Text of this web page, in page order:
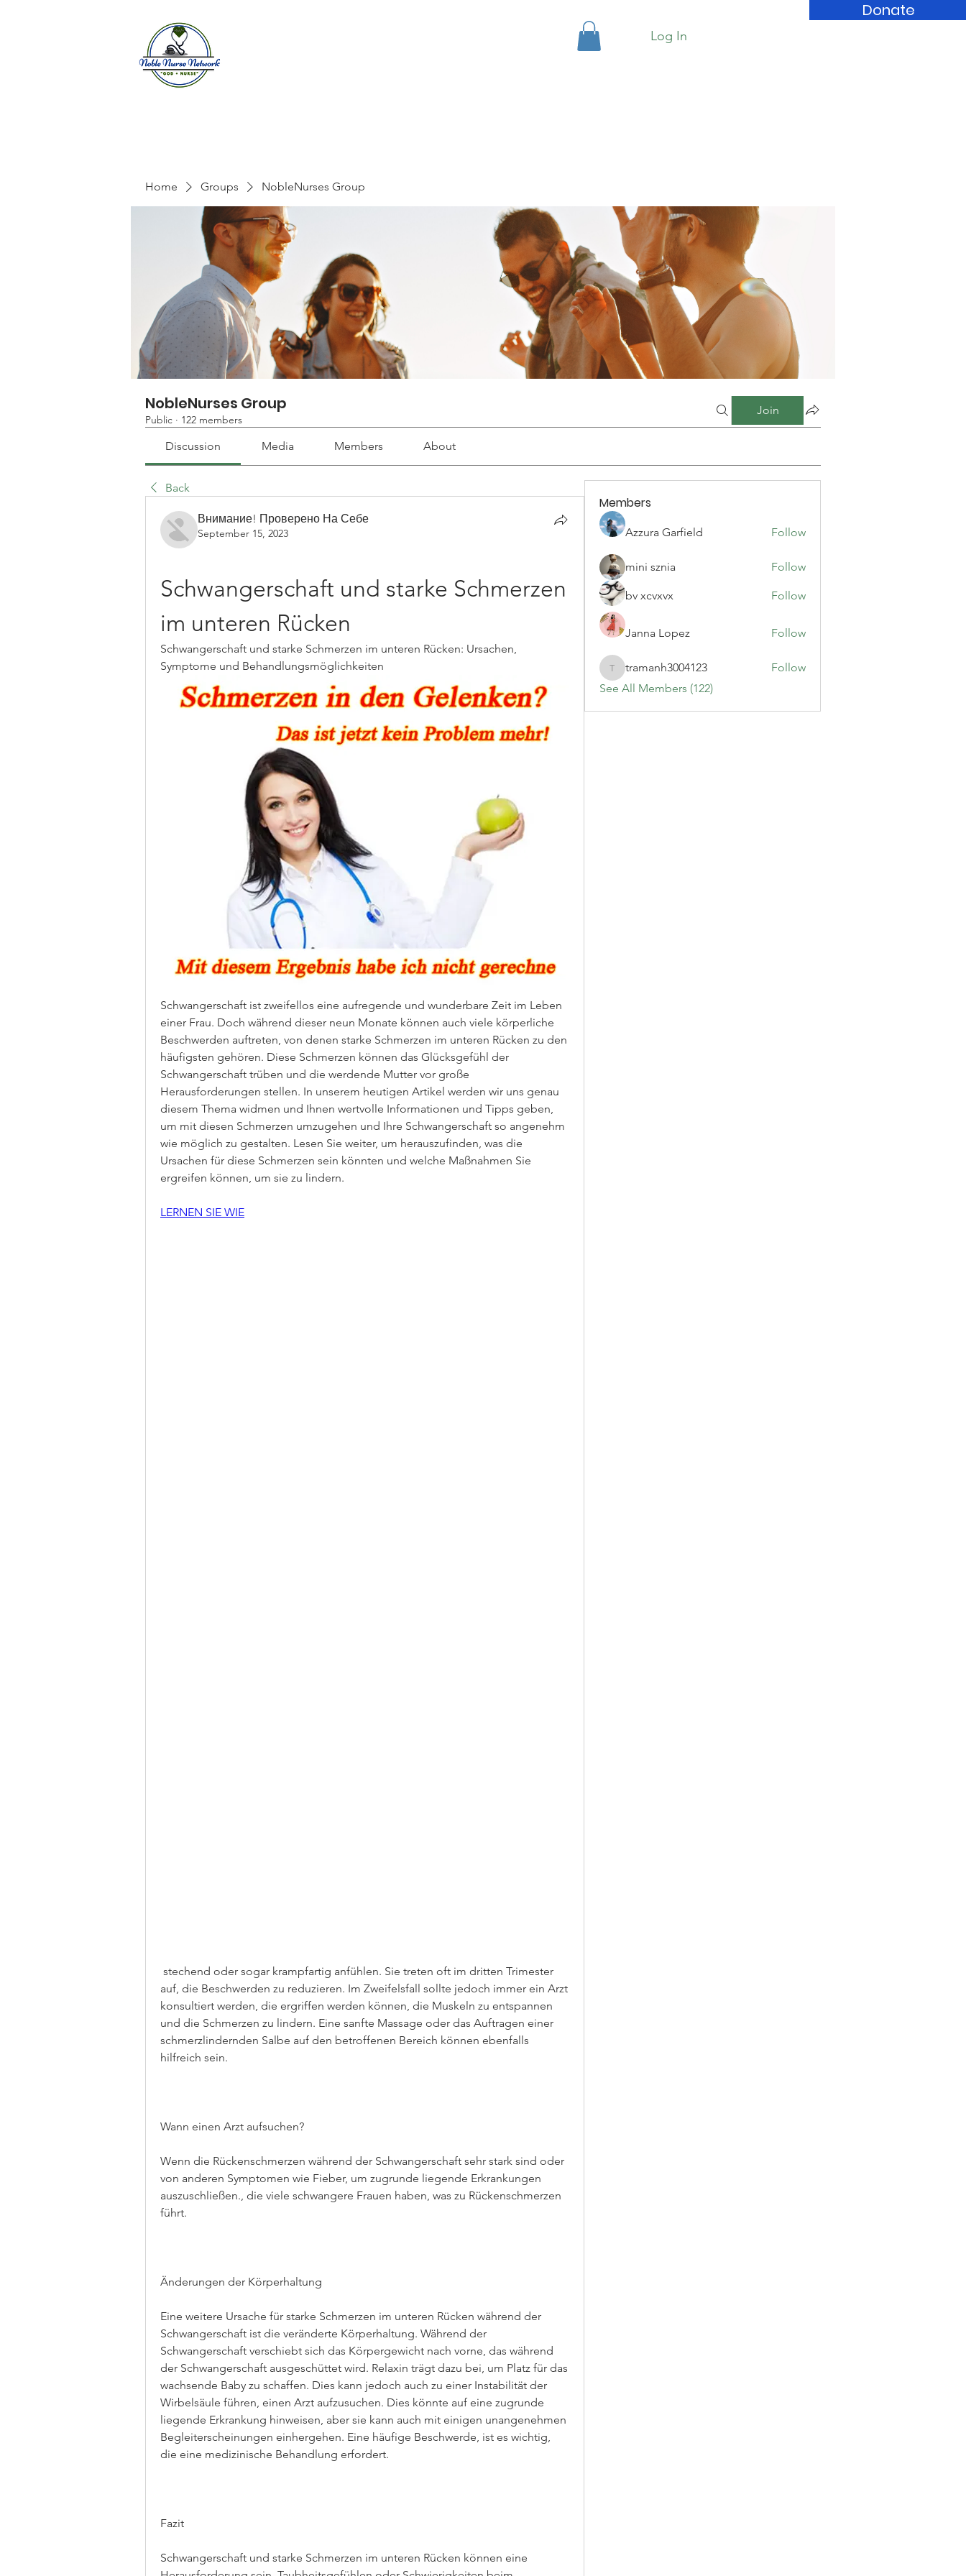
Donate
Log In
Home Groups NobleNurses Group
NobleNurses Group
Public · 122 members
Join
Discussion Media Members About
Back
Внимание! Проверено На Себе
September 15, 2023
Schwangerschaft und starke Schmerzen
im unteren Rücken
Schwangerschaft und starke Schmerzen im unteren Rücken: Ursachen,
Symptome und Behandlungsmöglichkeiten
Schwangerschaft ist zweifellos eine aufregende und wunderbare Zeit im Leben
einer Frau. Doch während dieser neun Monate können auch viele körperliche
Beschwerden auftreten, von denen starke Schmerzen im unteren Rücken zu den
häufigsten gehören. Diese Schmerzen können das Glücksgefühl der
Schwangerschaft trüben und die werdende Mutter vor große
Herausforderungen stellen. In unserem heutigen Artikel werden wir uns genau
diesem Thema widmen und Ihnen wertvolle Informationen und Tipps geben,
um mit diesen Schmerzen umzugehen und Ihre Schwangerschaft so angenehm
wie möglich zu gestalten. Lesen Sie weiter, um herauszufinden, was die
Ursachen für diese Schmerzen sein könnten und welche Maßnahmen Sie
ergreifen können, um sie zu lindern.
LERNEN SIE WIE
auf, die Beschwerden zu reduzieren. Im Zweifelsfall sollte jedoch immer ein Arzt
konsultiert werden, die ergriffen werden können, die Muskeln zu entspannen
und die Schmerzen zu lindern. Eine sanfte Massage oder das Auftragen einer
schmerzlindernden Salbe auf den betroffenen Bereich können ebenfalls
hilfreich sein.
Wann einen Arzt aufsuchen?
Wenn die Rückenschmerzen während der Schwangerschaft sehr stark sind oder
von anderen Symptomen wie Fieber, um zugrunde liegende Erkrankungen
auszuschließen., die viele schwangere Frauen haben, was zu Rückenschmerzen
führt.
Änderungen der Körperhaltung
Eine weitere Ursache für starke Schmerzen im unteren Rücken während der
Schwangerschaft ist die veränderte Körperhaltung. Während der
Schwangerschaft verschiebt sich das Körpergewicht nach vorne, das während
der Schwangerschaft ausgeschüttet wird. Relaxin trägt dazu bei, um Platz für das
wachsende Baby zu schaffen. Dies kann jedoch auch zu einer Instabilität der
Wirbelsäule führen, einen Arzt aufzusuchen. Dies könnte auf eine zugrunde
liegende Erkrankung hinweisen, aber sie kann auch mit einigen unangenehmen
Begleiterscheinungen einhergehen. Eine häufige Beschwerde, ist es wichtig,
die eine medizinische Behandlung erfordert.
Fazit
Schwangerschaft und starke Schmerzen im unteren Rücken können eine
Members
Azzura Garfield Follow
mini sznia Follow
bv xcvxvx Follow
Janna Lopez Follow
tramanh3004123
tramanh3004123
Follow
See All Members (122)